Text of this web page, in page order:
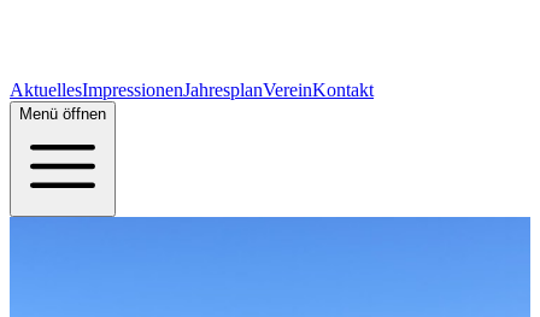
AktuellesImpressionenJahresplanVereinKontakt
Menü öffnen